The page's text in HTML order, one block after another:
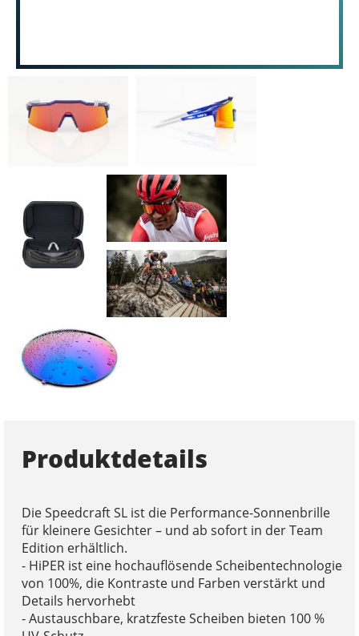
Produktdetails
Die Speedcraft SL ist die Performance-Sonnenbrille
für kleinere Gesichter – und ab sofort in der Team
Edition erhältlich.
- HiPER ist eine hochauflösende Scheibentechnologie
von 100%, die Kontraste und Farben verstärkt und
Details hervorhebt
- Austauschbare, kratzfeste Scheiben bieten 100 %